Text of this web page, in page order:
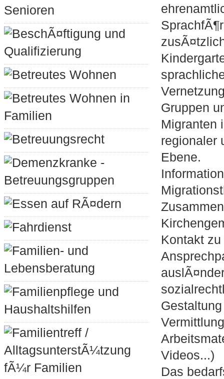
Senioren
BeschÃ¤ftigung und
Qualifizierung
Betreutes Wohnen
Betreutes Wohnen in
Familien
Betreuungsrecht
Demenzkranke -
Betreuungsgruppen
Essen auf RÃ¤dern
Fahrdienst
Familien- und
Lebensberatung
Familienpflege und
Haushaltshilfen
Familientreff /
AlltagsunterstÃ¼tzung
fÃ¼r Familien
Gruppen
Migranten
regionaler
Ebene.
Kontakt
Videos...)
Das